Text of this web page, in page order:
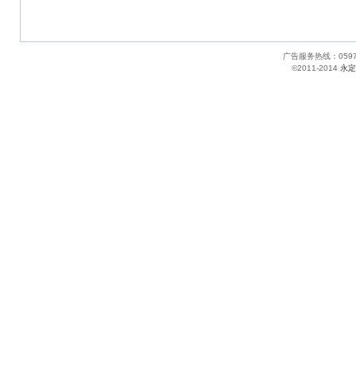
广告服务热线：
©2011-2014 永